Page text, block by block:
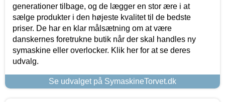
generationer tilbage, og de lægger en stor ære i at
sælge produkter i den højeste kvalitet til de bedste
priser. De har en klar målsætning om at være
danskernes foretrukne butik når der skal handles ny
symaskine eller overlocker. Klik her for at se deres
udvalg.
Se udvalget på SymaskineTorvet.dk